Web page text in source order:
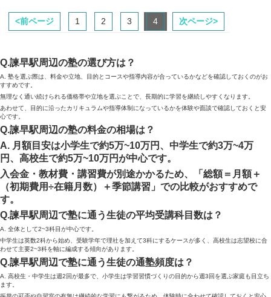
<前ページ 1 2 3 4 次ページ>
Q.諫早駅周辺の塾の選び方は？
A. 塾を選ぶ際は、料金や立地、目的とコースや指導内容が合っているかなどを確認しておくのがお
すすめです。
無理なく通い続けられる価格帯や立地を選ぶことで、長期的に学習を継続しやすくなります。
あわせて、目的に沿ったカリキュラムや指導体制になっているかを体験や面談で確認しておくと安
心です。
Q.諫早駅周辺の塾の料金の相場は？
A. 月額目安は小学生で約5万~10万円、中学生で約3万~4万
円、高校生で約5万~10万円が中心です。
入会金・教材費・講習費が別途かかるため、「総額＝月額＋
（初期費用÷在籍月数）＋季節講習」での比較がおすすめで
す。
Q.諫早駅周辺で塾に通う生徒の平均受講科目数は？
A. 全体として2~3科目が中心です。
中学生は英数2科から始め、受験学年で理社を加えて3科にするケースが多く、高校生は志望校に合
わせて主要2~3科を軸に編成する傾向があります。
Q.諫早駅周辺で塾に通う生徒の通塾頻度は？
A. 高校生・中学生は週2回が最多で、小学生は学習習慣づくりの目的から週3回を選ぶ家庭も目立ち
ます。